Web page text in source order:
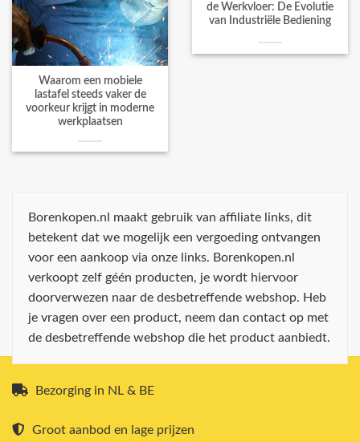
Waarom een mobiele
lastafel steeds vaker de
voorkeur krijgt in moderne
werkplaatsen
de Werkvloer: De Evolutie
van Industriële Bediening
Borenkopen.nl maakt gebruik van affiliate links, dit
betekent dat we mogelijk een vergoeding ontvangen
voor een aankoop via onze links. Borenkopen.nl
verkoopt zelf géén producten, je wordt hiervoor
doorverwezen naar de desbetreffende webshop. Heb
je vragen over een product, neem dan contact op met
de desbetreffende webshop die het product aanbiedt.
Bezorging in NL & BE
Groot aanbod en lage prijzen